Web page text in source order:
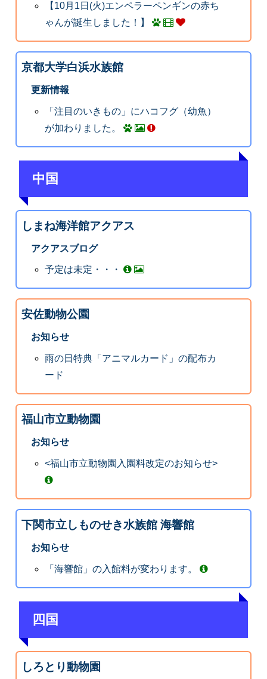
【10月1日(火)エンペラーペンギンの赤ち
ゃんが誕生しました！】
京都大学白浜水族館
更新情報
「注目のいきもの」にハコフグ（幼魚）
が加わりました。
中国
しまね海洋館アクアス
アクアスブログ
予定は未定・・・
安佐動物公園
お知らせ
雨の日特典「アニマルカード」の配布カ
ード
福山市立動物園
お知らせ
<福山市立動物園入園料改定のお知らせ>
下関市立しものせき水族館 海響館
お知らせ
「海響館」の入館料が変わります。
四国
しろとり動物園